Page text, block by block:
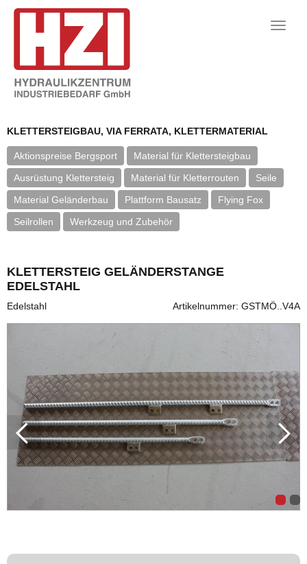
Toggle
KLETTERSTEIGBAU, VIA FERRATA, KLETTERMATERIAL
Aktionspreise Bergsport
Material für Klettersteigbau
Ausrüstung Klettersteig
Material für Kletterrouten
Seile
Material Geländerbau
Plattform Bausatz
Flying Fox
Seilrollen
Werkzeug und Zubehör
KLETTERSTEIG GELÄNDERSTANGE
EDELSTAHL
Edelstahl Artikelnummer: GSTMÖ..V4A